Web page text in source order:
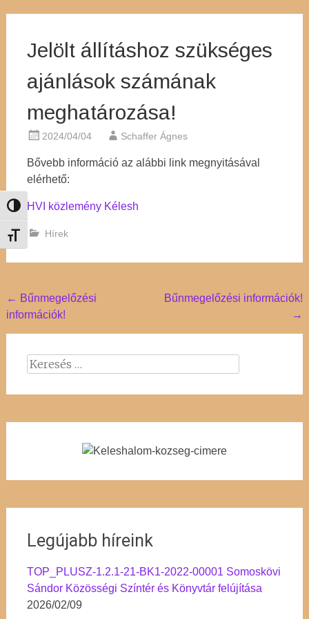
Nagy kontraszt váltása
Betűméret váltása
Jelölt állításhoz szükséges
ajánlások számának
meghatározása!
2024/04/04 Schaffer Ágnes
Bővebb információ az alábbi link megnyitásával
elérhető:
HVI közlemény Kélesh
Hírek
Post
navigation
← Bűnmegelőzési
információk!
Bűnmegelőzési információk!
→
Keresés:
Legújabb híreink
TOP_PLUSZ-1.2.1-21-BK1-2022-00001 Somoskövi
Sándor Közösségi Színtér és Könyvtár felújítása
2026/02/09